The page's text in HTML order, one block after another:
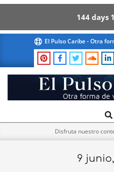
144 days
content
El Pulso Caribe - Otra
El
Pulso
Navigation
Disfruta nuestro
9